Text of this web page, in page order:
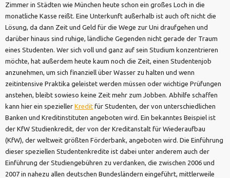
Zimmer in Städten wie München heute schon ein großes Loch in die
monatliche Kasse reißt. Eine Unterkunft außerhalb ist auch oft nicht die
Lösung, da dann Zeit und Geld für die Wege zur Uni draufgehen und
darüber hinaus sind ruhige, ländliche Gegenden nicht gerade der Traum
eines Studenten. Wer sich voll und ganz auf sein Studium konzentrieren
möchte, hat außerdem heute kaum noch die Zeit, einen Studentenjob
anzunehmen, um sich finanziell über Wasser zu halten und wenn
zeitintensive Praktika geleistet werden müssen oder wichtige Prüfungen
anstehen, bleibt sowieso keine Zeit mehr zum Jobben. Abhilfe schaffen
kann hier ein spezieller Kredit für Studenten, der von unterschiedlichen
Banken und Kreditinstituten angeboten wird. Ein bekanntes Beispiel ist
der KfW Studienkredit, der von der Kreditanstalt für Wiederaufbau
(KfW), der weltweit größten Förderbank, angeboten wird. Die Einführung
dieser speziellen Studentenkredite ist dabei unter anderem auch der
Einführung der Studiengebühren zu verdanken, die zwischen 2006 und
2007 in nahezu allen deutschen Bundesländern eingeführt, mittlerweile